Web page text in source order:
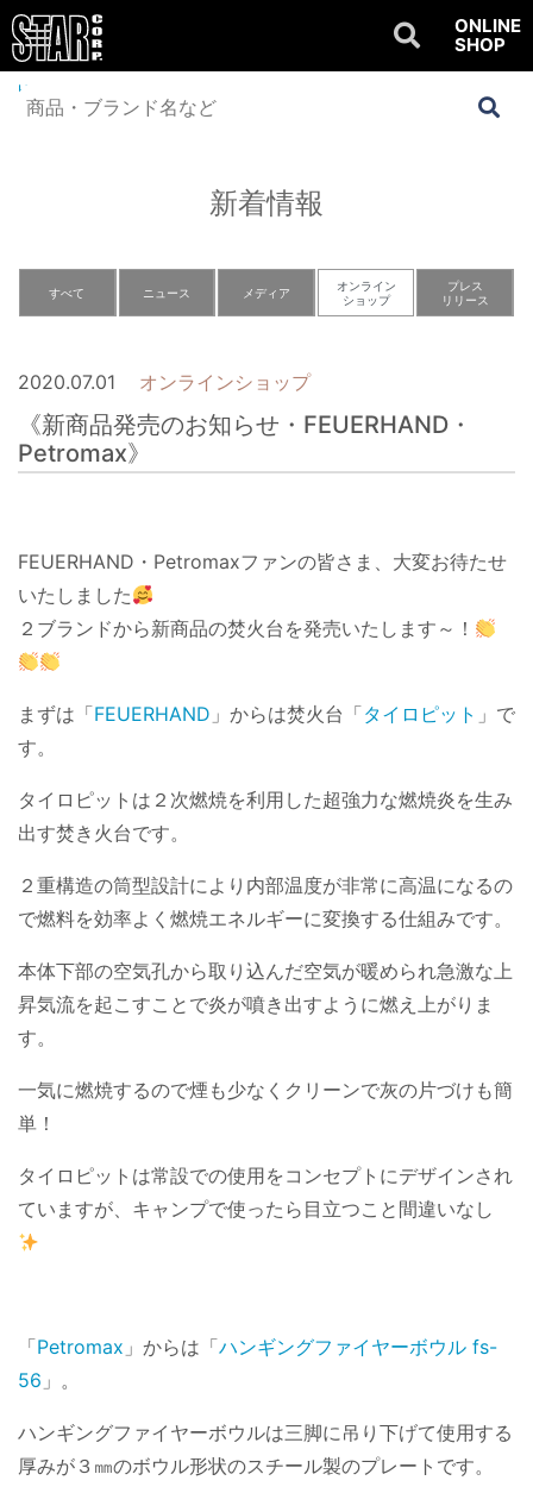
ONLINE
SHOP
Home
FEUERHAND・Petromax》
新着情報
すべて ニュース メディア
オンライン
ショップ
プレス
リリース
2020.07.01 オンラインショップ
《新商品発売のお知らせ・FEUERHAND・
Petromax》
FEUERHAND・Petromaxファンの皆さま、大変お待たせ
いたしました
２ブランドから新商品の焚火台を発売いたします～！
まずは「FEUERHAND 」からは焚火台「タイロピット 」で
す。
タイロピットは２次燃焼を利用した超強力な燃焼炎を生み
出す焚き火台です。
２重構造の筒型設計により内部温度が非常に高温になるの
で燃料を効率よく燃焼エネルギーに変換する仕組みです。
本体下部の空気孔から取り込んだ空気が暖められ急激な上
昇気流を起こすことで炎が噴き出すように燃え上がりま
す。
一気に燃焼するので煙も少なくクリーンで灰の片づけも簡
単！
タイロピットは常設での使用をコンセプトにデザインされ
ていますが、キャンプで使ったら目立つこと間違いなし
「Petromax 」からは「ハンギングファイヤーボウル fs-
56 」。
ハンギングファイヤーボウルは三脚に吊り下げて使用する
厚みが３㎜のボウル形状のスチール製のプレートです。